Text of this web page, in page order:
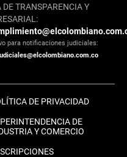
TRANSPARENCIA Y
para notificaciones judiciales:
DE PRIVACIDAD
DE
Y COMERCIO